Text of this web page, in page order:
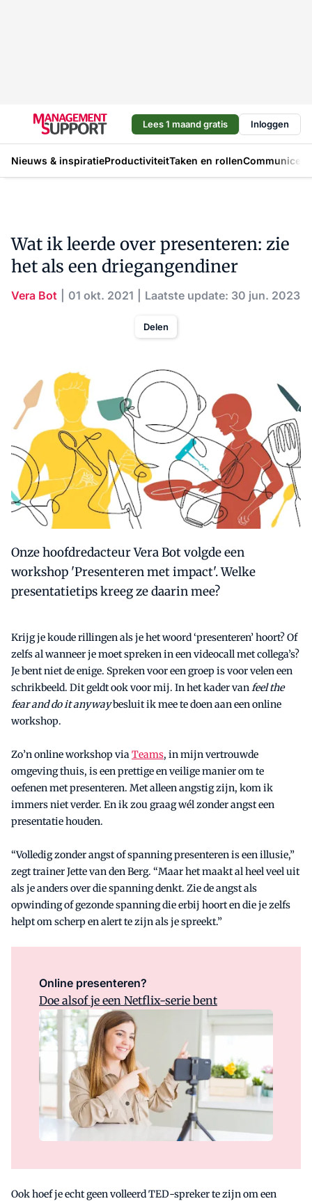
Lees 1 maand gratis Inloggen
Nieuws & inspiratieProductiviteitTaken en rollen
Wat ik leerde over presenteren: zie
het als een driegangendiner
Vera Bot 01 okt. 2021 Laatste update: 30 jun. 2023
Delen
Onze hoofdredacteur Vera Bot volgde een
workshop 'Presenteren met impact'. Welke
presentatietips kreeg ze daarin mee?
Krijg je koude rillingen als je het woord ‘presenteren’ hoort? Of
zelfs al wanneer je moet spreken in een videocall met collega’s?
Je bent niet de enige. Spreken voor een groep is voor velen een
schrikbeeld. Dit geldt ook voor mij. In het kader vanfeel the
fear and do it anywaybesluit ik mee te doen aan een online
workshop.
Zo’n online workshop viaTeams, in mijn vertrouwde
omgeving thuis, is een prettige en veilige manier om te
oefenen met presenteren. Met alleen angstig zijn, kom ik
immers niet verder. En ik zou graag wél zonder angst een
presentatie houden.
“Volledig zonder angst of spanning presenteren is een illusie,”
zegt trainer Jette van den Berg. “Maar het maakt al heel veel uit
als je anders over die spanning denkt. Zie de angst als
opwinding of gezonde spanning die erbij hoort en die je zelfs
helpt om scherp en alert te zijn als je spreekt.”
Online presenteren?
Doe alsof je een Netflix-serie bent
Ook hoef je echt geen volleerd TED-spreker te zijn om een